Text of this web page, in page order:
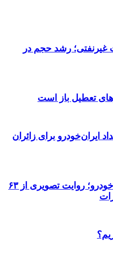
غیرنفتی؛ رشد حجم در
تعطیل باز است
ایران‌خودرو برای زائران
مسابقه عکاسی ایران‌خودرو؛ روایت تصویری از ۶۳